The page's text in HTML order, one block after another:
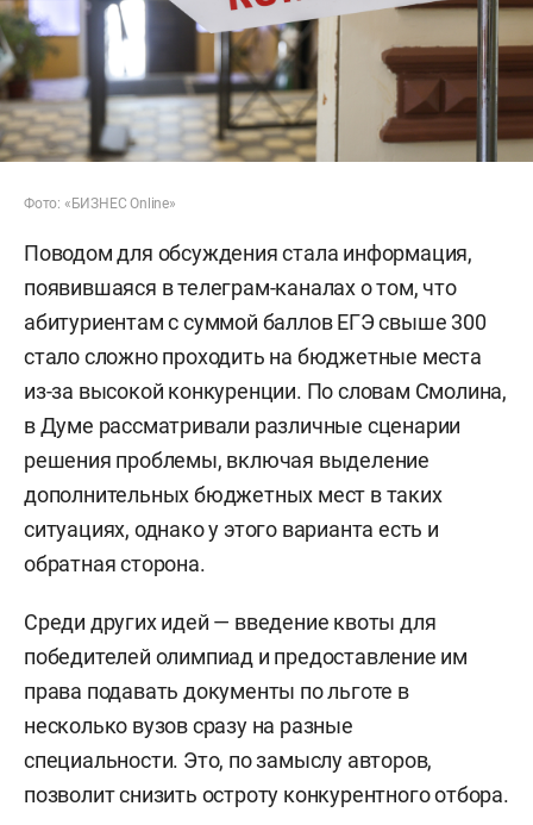
Фото: «БИЗНЕС Online»
Поводом для обсуждения стала информация,
появившаяся в телеграм-каналах о том, что
абитуриентам с суммой баллов ЕГЭ свыше 300
стало сложно проходить на бюджетные места
из-за высокой конкуренции. По словам Смолина,
в Думе рассматривали различные сценарии
решения проблемы, включая выделение
дополнительных бюджетных мест в таких
ситуациях, однако у этого варианта есть и
обратная сторона.
Среди других идей — введение квоты для
победителей олимпиад и предоставление им
права подавать документы по льготе в
несколько вузов сразу на разные
специальности. Это, по замыслу авторов,
позволит снизить остроту конкурентного отбора.